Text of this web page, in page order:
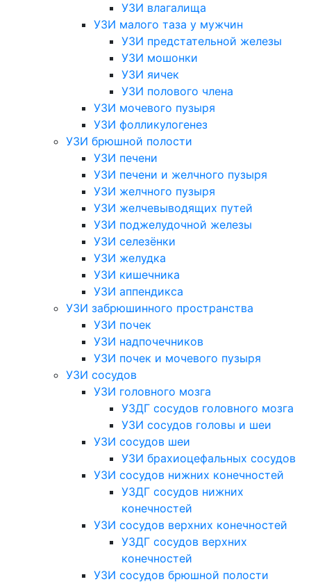
УЗИ влагалища
УЗИ малого таза у мужчин
УЗИ предстательной железы
УЗИ мошонки
УЗИ яичек
УЗИ полового члена
УЗИ мочевого пузыря
УЗИ фолликулогенез
УЗИ брюшной полости
УЗИ печени
УЗИ печени и желчного пузыря
УЗИ желчного пузыря
УЗИ желчевыводящих путей
УЗИ поджелудочной железы
УЗИ селезёнки
УЗИ желудка
УЗИ кишечника
УЗИ аппендикса
УЗИ забрюшинного пространства
УЗИ почек
УЗИ надпочечников
УЗИ почек и мочевого пузыря
УЗИ сосудов
УЗИ головного мозга
УЗДГ сосудов головного мозга
УЗИ сосудов головы и шеи
УЗИ сосудов шеи
УЗИ брахиоцефальных сосудов
УЗИ сосудов нижних конечностей
УЗДГ сосудов нижних
конечностей
УЗИ сосудов верхних конечностей
УЗДГ сосудов верхних
конечностей
УЗИ сосудов брюшной полости